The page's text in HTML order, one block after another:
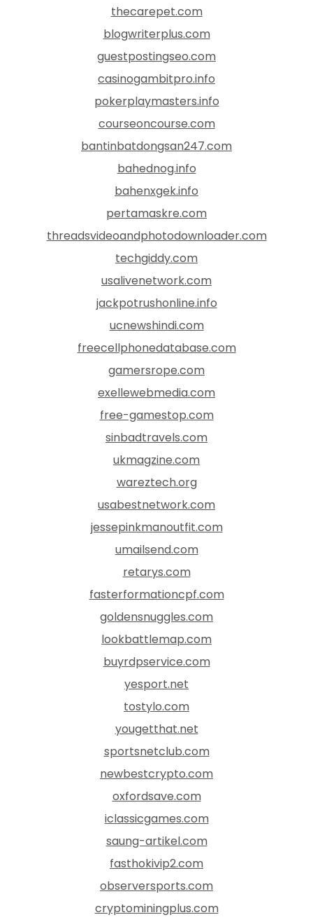
thecarepet.com
blogwriterplus.com
guestpostingseo.com
casinogambitpro.info
pokerplaymasters.info
courseoncourse.com
bantinbatdongsan247.com
bahednog.info
bahenxgek.info
pertamaskre.com
threadsvideoandphotodownloader.com
techgiddy.com
usalivenetwork.com
jackpotrushonline.info
ucnewshindi.com
freecellphonedatabase.com
gamersrope.com
exellewebmedia.com
free-gamestop.com
sinbadtravels.com
ukmagzine.com
wareztech.org
usabestnetwork.com
jessepinkmanoutfit.com
umailsend.com
retarys.com
fasterformationcpf.com
goldensnuggles.com
lookbattlemap.com
buyrdpservice.com
yesport.net
tostylo.com
yougetthat.net
sportsnetclub.com
newbestcrypto.com
oxfordsave.com
iclassicgames.com
saung-artikel.com
fasthokivip2.com
observersports.com
cryptominingplus.com